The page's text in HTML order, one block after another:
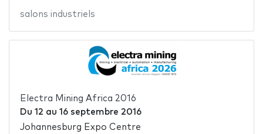
salons industriels
Electra Mining Africa 2016
Du 12 au 16 septembre 2016
Johannesburg Expo Centre